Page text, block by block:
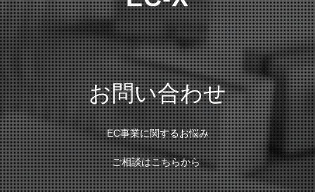
お問い合わせ
EC事業に関するお悩み
ご相談はこちらから